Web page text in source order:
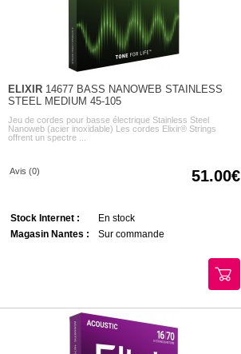
ELIXIR14677 BASS NANOWEB STAINLESS
STEEL MEDIUM 45-105
Jeu de cordes pour basse électrique Stainless Steel
Nanoweb (acier inoxidable) Les cordes Elixir® Strings
offrent un spectre ...
Avis (0) 51.00
Stock Internet :
En stock
Magasin Nantes :
Sur commande